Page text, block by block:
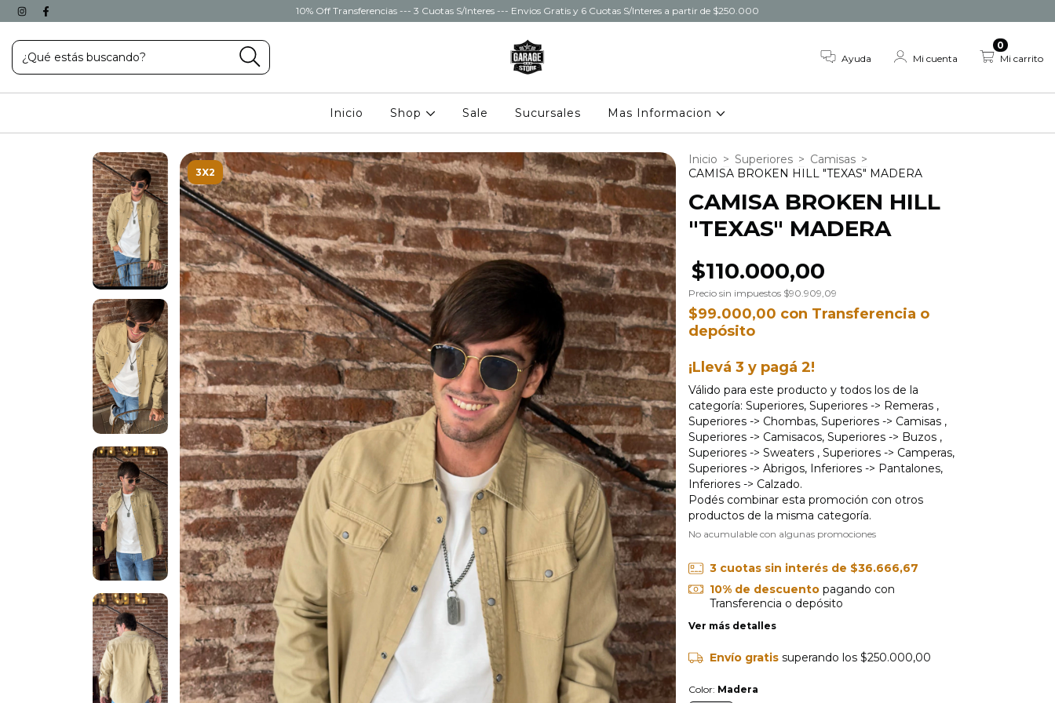
10% Off Transferencias --- 3 Cuotas S/Interes --- Envios Gratis y 6 Cuotas S/Interes a partir de $250.000
Ayuda Mi cuenta Mi carrito
0
Inicio Shop Sale Sucursales Mas Informacion
3X2
Inicio > Superiores > Camisas >
CAMISA BROKEN HILL "TEXAS" MADERA
CAMISA BROKEN HILL
"TEXAS" MADERA
$110.000,00
Precio sin impuestos $90.909,09
$99.000,00 con Transferencia o
depósito
¡Llevá 3 y pagá 2!
Válido para este producto y todos los de la
categoría: Superiores, Superiores -> Remeras ,
Superiores -> Chombas, Superiores -> Camisas ,
Superiores -> Camisacos, Superiores -> Buzos ,
Superiores -> Sweaters , Superiores -> Camperas,
Superiores -> Abrigos, Inferiores -> Pantalones,
Inferiores -> Calzado.
Podés combinar esta promoción con otros
productos de la misma categoría.
No acumulable con algunas promociones
3 cuotas sin interés de $36.666,67
10% de descuentopagando con
Transferencia o depósito
Ver más detalles
Envío gratis superando los $250.000,00
Color: Madera